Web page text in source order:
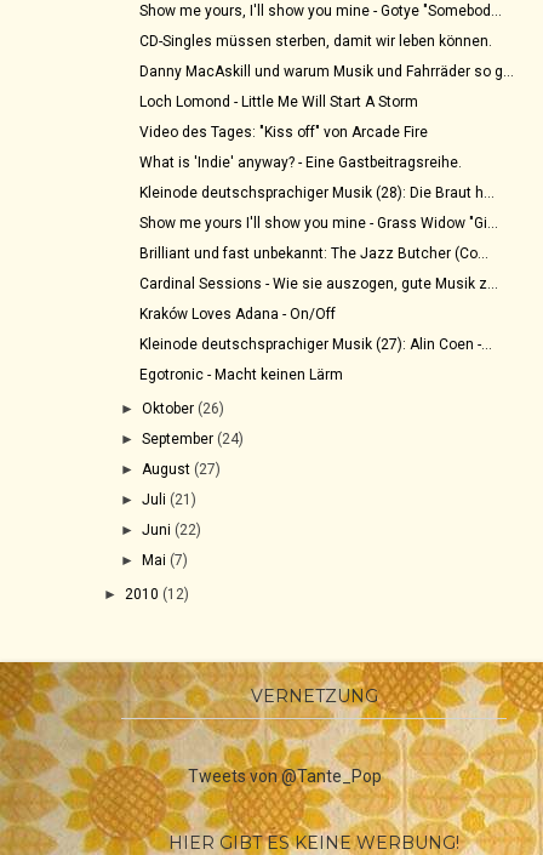
Show me yours, I'll show you mine - Gotye "Somebod...
CD-Singles müssen sterben, damit wir leben können.
Danny MacAskill und warum Musik und Fahrräder so g...
Loch Lomond - Little Me Will Start A Storm
Video des Tages: "Kiss off" von Arcade Fire
What is 'Indie' anyway? - Eine Gastbeitragsreihe.
Kleinode deutschsprachiger Musik (28): Die Braut h...
Show me yours I'll show you mine - Grass Widow "Gi...
Brilliant und fast unbekannt: The Jazz Butcher (Co...
Cardinal Sessions - Wie sie auszogen, gute Musik z...
Kraków Loves Adana - On/Off
Kleinode deutschsprachiger Musik (27): Alin Coen -...
Egotronic - Macht keinen Lärm
►Oktober (26)
►September (24)
► August (27)
►Juli (21)
►Juni (22)
►Mai (7)
► 2010 (12)
VERNETZUNG
Tweets von @Tante_Pop
HIER GIBT ES KEINE WERBUNG!